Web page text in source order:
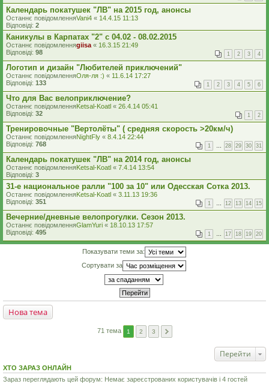
Календарь покатушек "ЛВ" на 2015 год, анонсы
Останнє повідомленняVani4 « 14.4.15 11:13
Відповіді: 2
Каникулы в Карпатах "2" с 04.02 - 08.02.2015
Останнє повідомленняgiisa « 16.3.15 21:49
Відповіді: 98 1 2 3 4
Логотип и дизайн "Любителей приключений"
Останнє повідомленняОля-ля :) « 11.6.14 17:27
Відповіді: 133 1 2 3 4 5 6
Что для Вас велоприключение?
Останнє повідомленняKetsal-Koatl « 26.4.14 05:41
Відповіді: 32 1 2
Тренировочные "Вертолёты" ( средняя скорость >20км/ч)
Останнє повідомленняNightFly « 8.4.14 22:44
Відповіді: 768 1 … 28 29 30 31
Календарь покатушек "ЛВ" на 2014 год, анонсы
Останнє повідомленняKetsal-Koatl « 7.4.14 13:54
Відповіді: 3
31-е национальное ралли "100 за 10" или Одесская Сотка 2013.
Останнє повідомленняKetsal-Koatl « 3.11.13 19:36
Відповіді: 351 1 … 12 13 14 15
Вечерние/дневные велопрогулки. Сезон 2013.
Останнє повідомленняGlamYuri « 18.10.13 17:57
Відповіді: 495 1 … 17 18 19 20
Показувати теми за:
Сортувати за
Нова тема
71 тема 1 2 3
Перейти
ХТО ЗАРАЗ ОНЛАЙН
Зараз переглядають цей форум: Немає зареєстрованих користувачів і 4 гостей